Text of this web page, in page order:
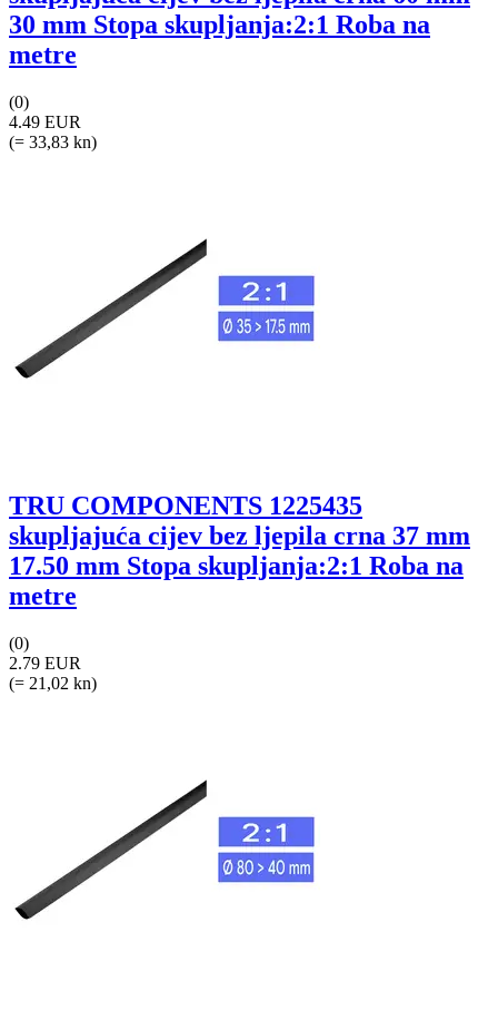
30 mm Stopa skupljanja:2:1 Roba na
metre
(0)
4.49 EUR
(= 33,83 kn)
TRU COMPONENTS 1225435
skupljajuća cijev bez ljepila crna 37 mm
17.50 mm Stopa skupljanja:2:1 Roba na
metre
(0)
2.79 EUR
(= 21,02 kn)